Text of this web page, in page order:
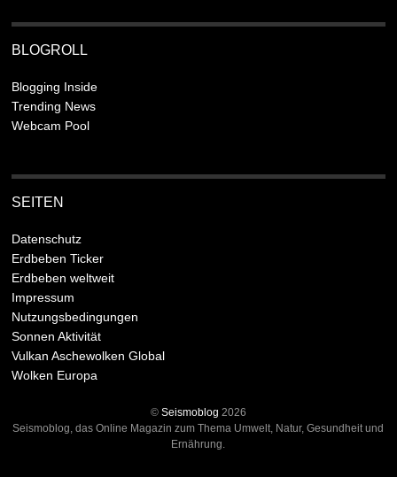
BLOGROLL
Blogging Inside
Trending News
Webcam Pool
SEITEN
Datenschutz
Erdbeben Ticker
Erdbeben weltweit
Impressum
Nutzungsbedingungen
Sonnen Aktivität
Vulkan Aschewolken Global
Wolken Europa
© Seismoblog 2026
Seismoblog, das Online Magazin zum Thema Umwelt, Natur, Gesundheit und
Ernährung.